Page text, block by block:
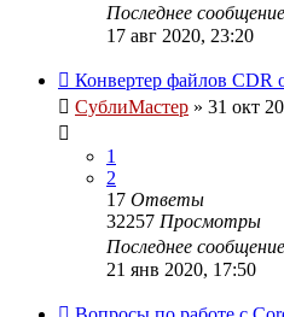
Последнее сообщение
17 авг 2020, 23:20
Конвертер файлов CDR
СублиМастер » 31 окт
1
2
17 Ответы
32257 Просмотры
Последнее сообщение
21 янв 2020, 17:50